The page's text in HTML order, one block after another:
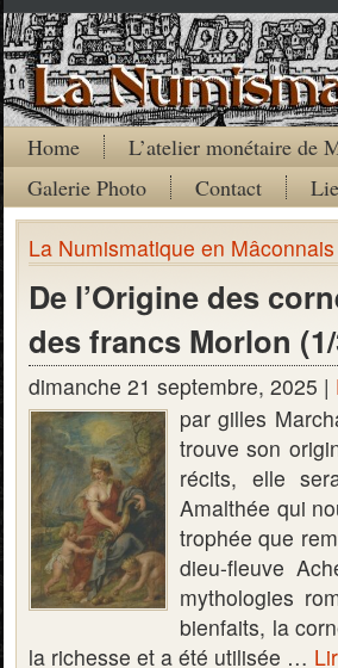
Home L’atelier monétaire de
Galerie Photo
Contact
La Numismatique en Mâconnais
De l’Origine des
des francs Morlon
dimanche 21 septembre, 2025 |
par gilles
trouve son
récits, elle
Amalthée qui
trophée que
dieu-fleuve
mythologies
bienfaits, la
la richesse et a été utilisée …